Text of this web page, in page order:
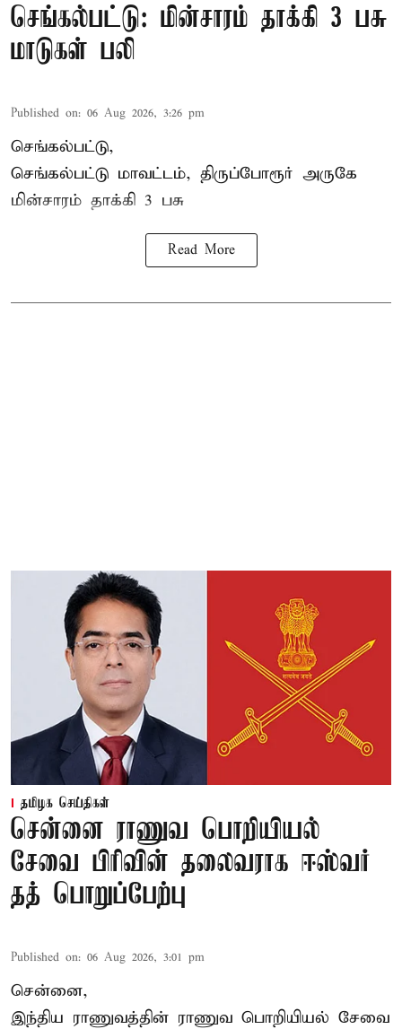
செங்கல்பட்டு: மின்சாரம் தாக்கி 3 பசு
மாடுகள் பலி
Published on: 06 Aug 2026, 3:26 pm
செங்கல்பட்டு,
செங்கல்பட்டு மாவட்டம், திருப்போரூர் அருகே
மின்சாரம் தாக்கி 3 பசு
Read More
தமிழக செய்திகள்
சென்னை ராணுவ பொறியியல்
சேவை பிரிவின் தலைவராக ஈஸ்வர்
தத் பொறுப்பேற்பு
Published on: 06 Aug 2026, 3:01 pm
சென்னை,
இந்திய ராணுவத்தின் ராணுவ பொறியியல் சேவை